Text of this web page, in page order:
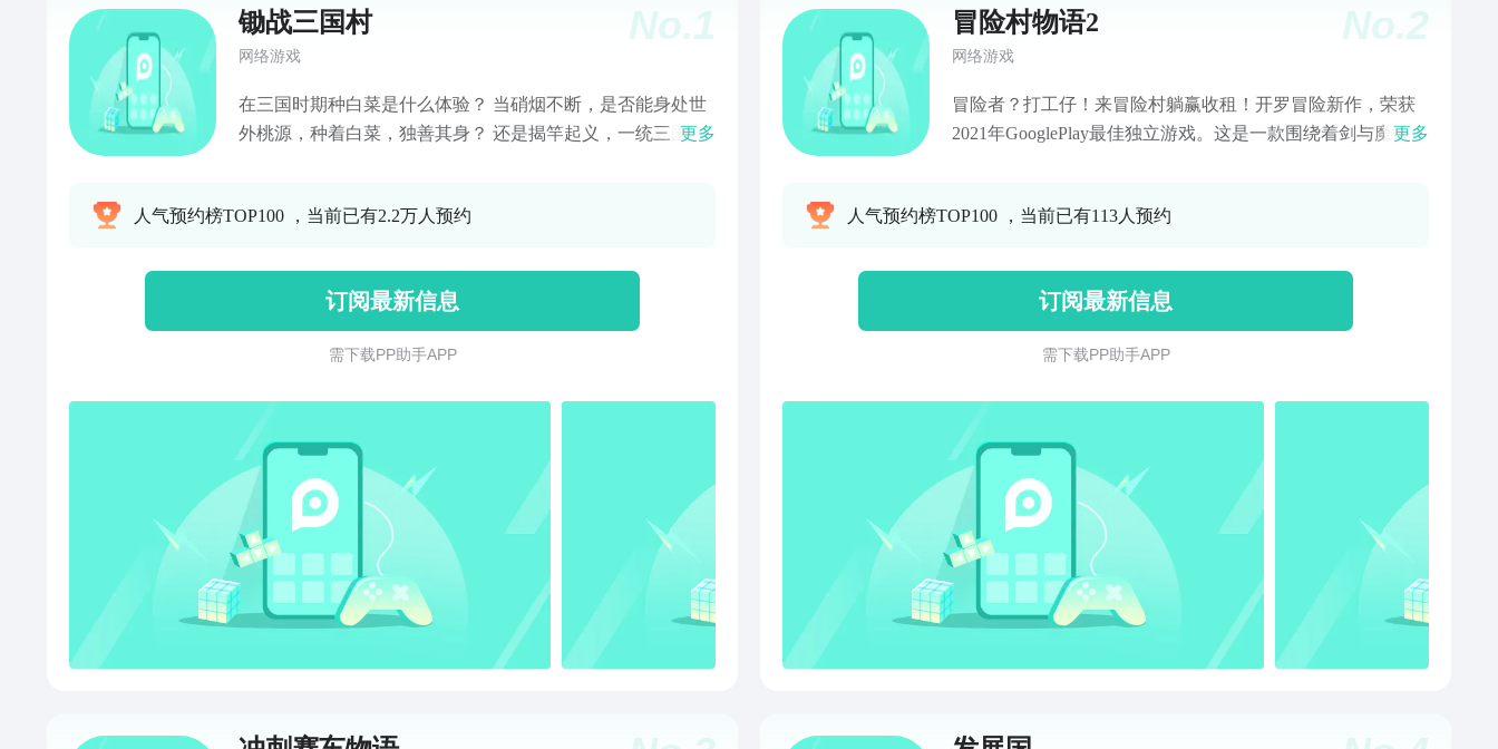
No.1
锄战三国村
网络游戏
在三国时期种白菜是什么体验？ 当硝烟不断，是否能身处世
外桃源，种着白菜，独善其身？ 还是揭竿起义，一统三国？
国乱世中怎能不建功名！？ 养兵千日，用兵一时…抄起锄
更多
人气预约榜TOP100 ，当前已有2.2万人预约
订阅最新信息
需 下 载 P P 助 手 A P P
No.2
冒险村物语2
网络游戏
冒险者？打工仔！来冒险村躺赢收租！开罗冒险新作，荣获
2021年GooglePlay最佳独立游戏。这是一款围绕着剑与魔法世
邀你启程人物、地图、职业、建筑通通花样翻新，数量翻
村民！我把你当兄弟，你把我当坐骑？【人气村庄花样风
格】草原、森林、雪国，还有魔界！温泉度假村或是刺激魔
王城，都由经营者自行定义！【多种职业无限养成】1、2、
3、4......50余种职业随心转职！开局一个冒险者，你能培养出
更多
人气预约榜TOP100 ，当前已有113人预约
订阅最新信息
需 下 载 P P 助 手 A P P